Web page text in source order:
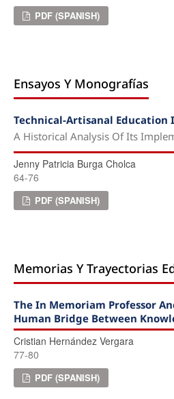
PDF (SPANISH)
Ensayos Y Monografías
Technical-Artisanal Education
A Historical Analysis Of Its
Jenny Patricia Burga Cholca
64-76
PDF (SPANISH)
Memorias Y Trayectorias
The In Memoriam Professor
Human Bridge Between
Cristian Hernández Vergara
77-80
PDF (SPANISH)